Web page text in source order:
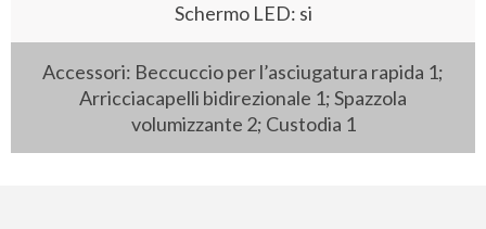
Schermo LED: si
Accessori: Beccuccio per l’asciugatura rapida 1;
Arricciacapelli bidirezionale 1; Spazzola
volumizzante 2; Custodia 1